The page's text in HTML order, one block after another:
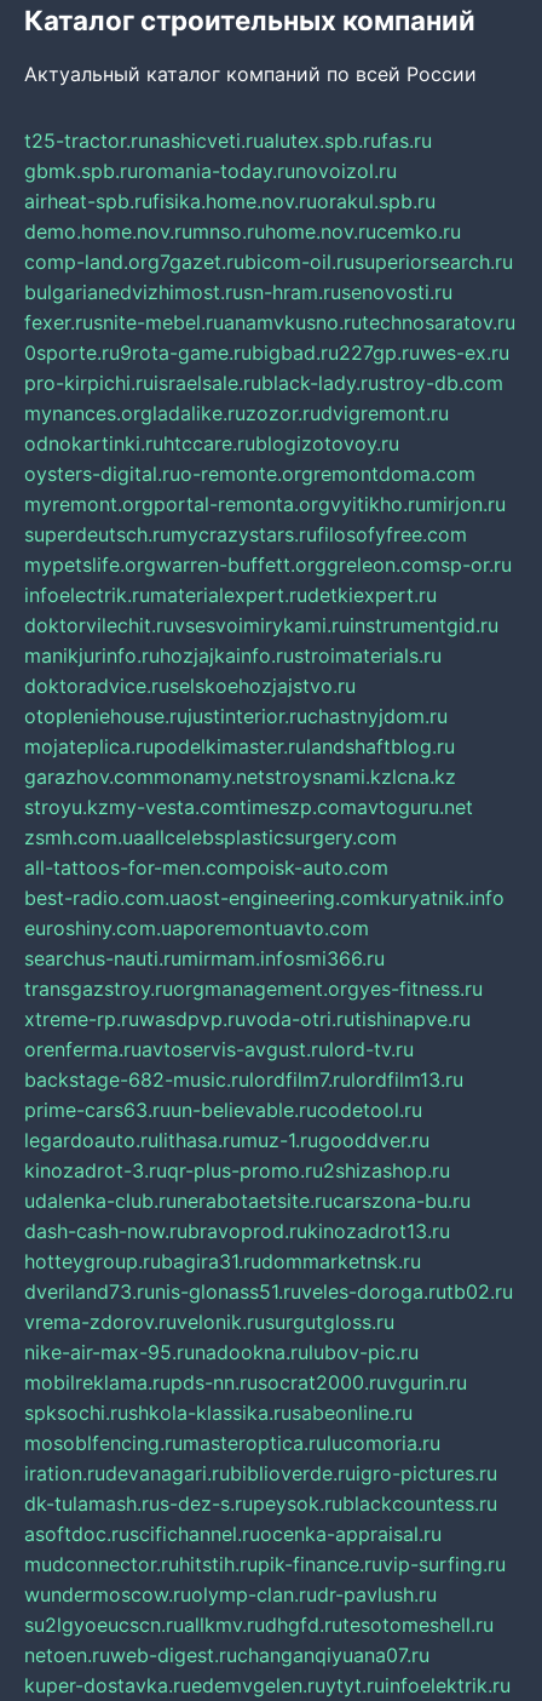
Каталог строительных компаний
Актуальный каталог компаний по всей России
t25-tractor.runashicveti.rualutex.spb.rufas.ru
gbmk.spb.ruromania-today.runovoizol.ru
airheat-spb.rufisika.home.nov.ruorakul.spb.ru
demo.home.nov.rumnso.ruhome.nov.rucemko.ru
comp-land.org7gazet.rubicom-oil.rusuperiorsearch.ru
bulgarianedvizhimost.rusn-hram.rusenovosti.ru
fexer.rusnite-mebel.ruanamvkusno.rutechnosaratov.ru
0sporte.ru9rota-game.rubigbad.ru227gp.ruwes-ex.ru
pro-kirpichi.ruisraelsale.rublack-lady.rustroy-db.com
mynances.orgladalike.ruzozor.rudvigremont.ru
odnokartinki.ruhtccare.rublogizotovoy.ru
oysters-digital.ruo-remonte.orgremontdoma.com
myremont.orgportal-remonta.orgvyitikho.rumirjon.ru
superdeutsch.rumycrazystars.rufilosofyfree.com
mypetslife.orgwarren-buffett.orggreleon.comsp-or.ru
infoelectrik.rumaterialexpert.rudetkiexpert.ru
doktorvilechit.ruvsesvoimirykami.ruinstrumentgid.ru
manikjurinfo.ruhozjajkainfo.rustroimaterials.ru
doktoradvice.ruselskoehozjajstvo.ru
otopleniehouse.rujustinterior.ruchastnyjdom.ru
mojateplica.rupodelkimaster.rulandshaftblog.ru
garazhov.commonamy.netstroysnami.kzlcna.kz
stroyu.kzmy-vesta.comtimeszp.comavtoguru.net
zsmh.com.uaallcelebsplasticsurgery.com
all-tattoos-for-men.compoisk-auto.com
best-radio.com.uaost-engineering.comkuryatnik.info
euroshiny.com.uaporemontuavto.com
searchus-nauti.rumirmam.infosmi366.ru
transgazstroy.ruorgmanagement.orgyes-fitness.ru
xtreme-rp.ruwasdpvp.ruvoda-otri.rutishinapve.ru
orenferma.ruavtoservis-avgust.rulord-tv.ru
backstage-682-music.rulordfilm7.rulordfilm13.ru
prime-cars63.ruun-believable.rucodetool.ru
legardoauto.rulithasa.rumuz-1.rugooddver.ru
kinozadrot-3.ruqr-plus-promo.ru2shizashop.ru
udalenka-club.runerabotaetsite.rucarszona-bu.ru
dash-cash-now.rubravoprod.rukinozadrot13.ru
hotteygroup.rubagira31.rudommarketnsk.ru
dveriland73.runis-glonass51.ruveles-doroga.rutb02.ru
vrema-zdorov.ruvelonik.rusurgutgloss.ru
nike-air-max-95.runadookna.rulubov-pic.ru
mobilreklama.rupds-nn.rusocrat2000.ruvgurin.ru
spksochi.rushkola-klassika.rusabeonline.ru
mosoblfencing.rumasteroptica.rulucomoria.ru
iration.rudevanagari.rubiblioverde.ruigro-pictures.ru
dk-tulamash.rus-dez-s.rupeysok.rublackcountess.ru
asoftdoc.ruscifichannel.ruocenka-appraisal.ru
mudconnector.ruhitstih.rupik-finance.ruvip-surfing.ru
wundermoscow.ruolymp-clan.rudr-pavlush.ru
su2lgyoeucscn.ruallkmv.rudhgfd.rutesotomeshell.ru
netoen.ruweb-digest.ruchanganqiyuana07.ru
kuper-dostavka.ruedemvgelen.ruytyt.ruinfoelektrik.ru